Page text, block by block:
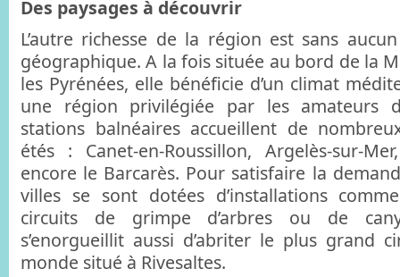
Des paysages à découvrir
L’autre richesse de la région est sans
géographique. A la fois située au bord de la
les Pyrénées, elle bénéficie d’un climat
une région privilégiée par les amateurs
stations balnéaires accueillent de
étés : Canet-en-Roussillon, Argelès-sur-
encore le Barcarès. Pour satisfaire la
villes se sont dotées d’installations
circuits de grimpe d’arbres ou de
s’enorgueillit aussi d’abriter le plus grand
monde situé à Rivesaltes.